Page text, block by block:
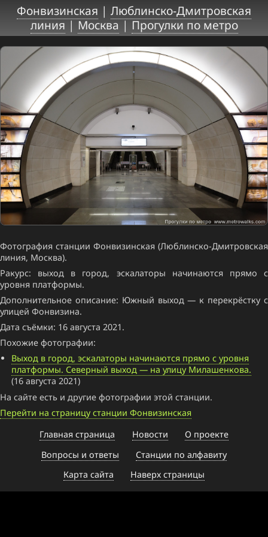
Фонвизинская | Люблинско-Дмитровская
линия|Москва|Прогулки по метро
Фотография станции Фонвизинская (Люблинско-Дмитровская
линия, Москва).
Ракурс: выход в город, эскалаторы начинаются прямо с
уровня платформы.
Дополнительное описание: Южный выход — к перекрёстку с
улицей Фонвизина.
Дата съёмки: 16 августа 2021.
Похожие фотографии:
Выход в город, эскалаторы начинаются прямо с уровня
платформы. Северный выход — на улицу Милашенкова.
(16 августа 2021)
На сайте есть и другие фотографии этой станции.
Перейти на страницу станции Фонвизинская
Главная страница
Новости
О проекте
Вопросы и ответы
Станции по алфавиту
Карта сайта
Наверх страницы